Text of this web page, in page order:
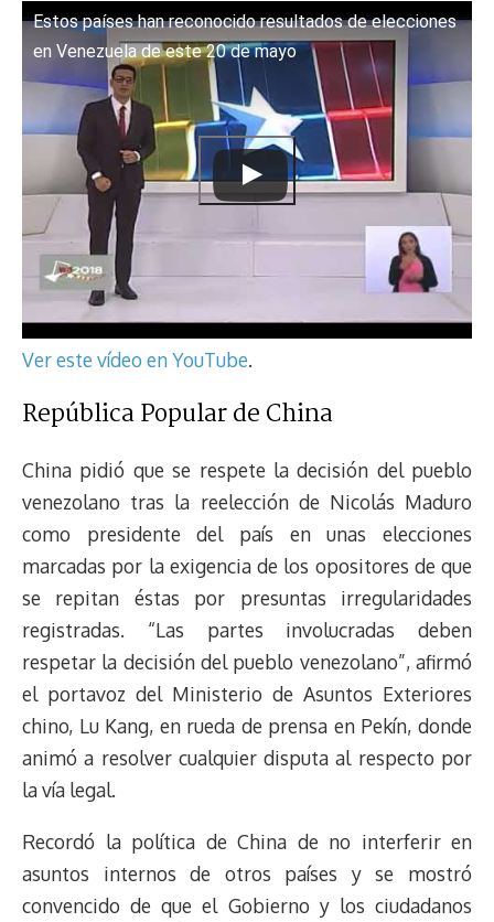
k
p
k
n
m
s
Estos países han reconocido resultados de elecciones
en Venezuela de este 20 de mayo
Ver este vídeo en YouTube.
República Popular de China
China pidió que se respete la decisión del pueblo
venezolano tras la reelección de Nicolás Maduro
como presidente del país en unas elecciones
marcadas por la exigencia de los opositores de que
se repitan éstas por presuntas irregularidades
registradas. “Las partes involucradas deben
respetar la decisión del pueblo venezolano”, afirmó
el portavoz del Ministerio de Asuntos Exteriores
chino, Lu Kang, en rueda de prensa en Pekín, donde
animó a resolver cualquier disputa al respecto por
la vía legal.
Recordó la política de China de no interferir en
asuntos internos de otros países y se mostró
convencido de que el Gobierno y los ciudadanos